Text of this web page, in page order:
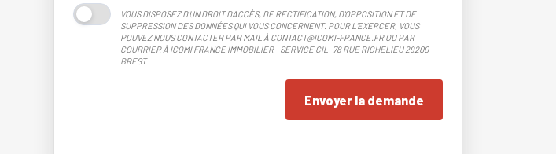
VOUS DISPOSEZ D'UN DROIT D'ACCÈS, DE RECTIFICATION, D'OPPOSITION ET DE
SUPPRESSION DES DONNÉES QUI VOUS CONCERNENT. POUR L'EXERCER, VOUS
POUVEZ NOUS CONTACTER PAR MAIL À CONTACT@ICOMI-FRANCE.FR OU PAR
COURRIER À ICOMI FRANCE IMMOBILIER - SERVICE CIL- 78 RUE RICHELIEU 29200
BREST
Envoyer la demande